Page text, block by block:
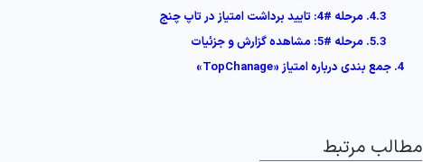
4.3. مرحله #4: تایید برداشت امتیاز در تاپ چنج
5.3. مرحله #5: مشاهده گزارش و جزئیات
4. جمع بندی درباره امتیاز «TopChanage»
مطالب مرتبط